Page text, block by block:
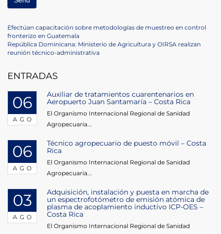
Navegación
de
Previous
Post
Efectúan capacitación sobre metodologías de muestreo en control
fronterizo en Guatemala
Next
Post
República Dominicana: Ministerio de Agricultura y OIRSA realizan
reunión técnico-administrativa
ENTRADAS
06
AGO
Auxiliar de tratamientos cuarentenarios en
Aeropuerto Juan Santamaría – Costa Rica
El Organismo Internacional Regional de Sanidad
Agropecuaria...
06
AGO
Técnico agropecuario de puesto móvil – Costa
Rica
El Organismo Internacional Regional de Sanidad
Agropecuaria...
03
AGO
Adquisición, instalación y puesta en marcha de
un espectrofotómetro de emisión atómica de
plasma de acoplamiento inductivo ICP-OES –
Costa Rica
El Organismo Internacional Regional de Sanidad